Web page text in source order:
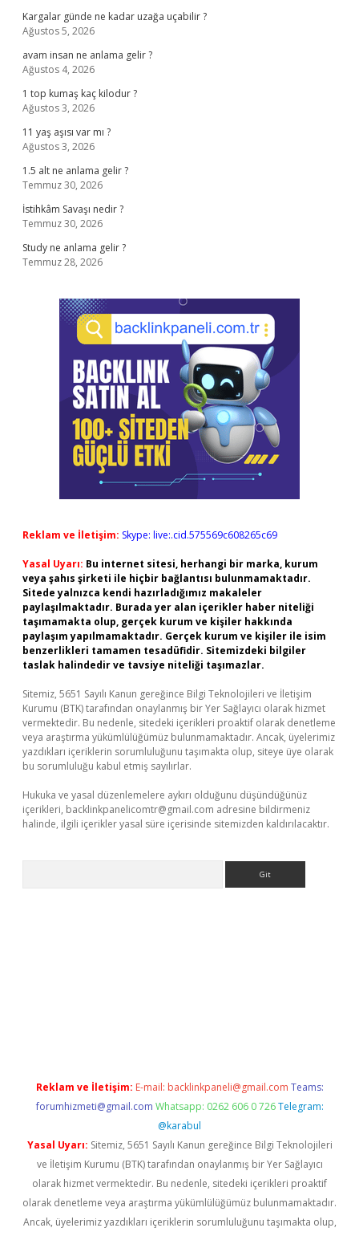
Kargalar günde ne kadar uzağa uçabilir ?
Ağustos 5, 2026
avam insan ne anlama gelir ?
Ağustos 4, 2026
1 top kumaş kaç kilodur ?
Ağustos 3, 2026
11 yaş aşısı var mı ?
Ağustos 3, 2026
1.5 alt ne anlama gelir ?
Temmuz 30, 2026
İstihkâm Savaşı nedir ?
Temmuz 30, 2026
Study ne anlama gelir ?
Temmuz 28, 2026
Reklam ve İletişim: Skype: live:.cid.575569c608265c69
Yasal Uyarı: Bu internet sitesi, herhangi bir marka, kurum
veya şahıs şirketi ile hiçbir bağlantısı bulunmamaktadır.
Sitede yalnızca kendi hazırladığımız makaleler
paylaşılmaktadır. Burada yer alan içerikler haber niteliği
taşımamakta olup, gerçek kurum ve kişiler hakkında
paylaşım yapılmamaktadır. Gerçek kurum ve kişiler ile isim
benzerlikleri tamamen tesadüfidir. Sitemizdeki bilgiler
taslak halindedir ve tavsiye niteliği taşımazlar.
Sitemiz, 5651 Sayılı Kanun gereğince Bilgi Teknolojileri ve İletişim
Kurumu (BTK) tarafından onaylanmış bir Yer Sağlayıcı olarak hizmet
vermektedir. Bu nedenle, sitedeki içerikleri proaktif olarak denetleme
veya araştırma yükümlülüğümüz bulunmamaktadır. Ancak, üyelerimiz
yazdıkları içeriklerin sorumluluğunu taşımakta olup, siteye üye olarak
bu sorumluluğu kabul etmiş sayılırlar.
Hukuka ve yasal düzenlemelere aykırı olduğunu düşündüğünüz
içerikleri, backlinkpanelicomtr@gmail.com adresine bildirmeniz
halinde, ilgili içerikler yasal süre içerisinde sitemizden kaldırılacaktır.
Reklam ve İletişim: E-mail: backlinkpaneli@gmail.com Teams:
forumhizmeti@gmail.com Whatsapp: 0262 606 0 726 Telegram:
@karabul
Yasal Uyarı: Sitemiz, 5651 Sayılı Kanun gereğince Bilgi Teknolojileri
ve İletişim Kurumu (BTK) tarafından onaylanmış bir Yer Sağlayıcı
olarak hizmet vermektedir. Bu nedenle, sitedeki içerikleri proaktif
olarak denetleme veya araştırma yükümlülüğümüz bulunmamaktadır.
Ancak, üyelerimiz yazdıkları içeriklerin sorumluluğunu taşımakta olup,